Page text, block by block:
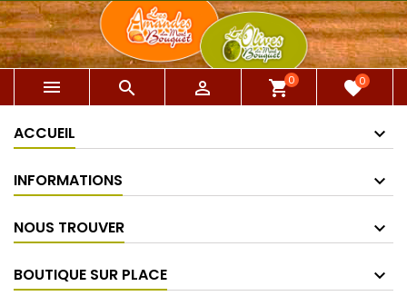
   shopping_cart0 favorite
0
ACCUEIL
INFORMATIONS
NOUS TROUVER
BOUTIQUE SUR PLACE